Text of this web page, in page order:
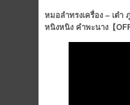
หมอลำทรงเครื่อง – เต๋า
หนิงหนิง คำพะนาง 【